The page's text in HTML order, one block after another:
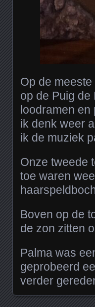
Op de
op de Puig de
loodramen en
ik denk weer
ik de muziek
Onze tweede
toe waren
Boven op de
de zon zitten
Palma was
geprobeerd
verder